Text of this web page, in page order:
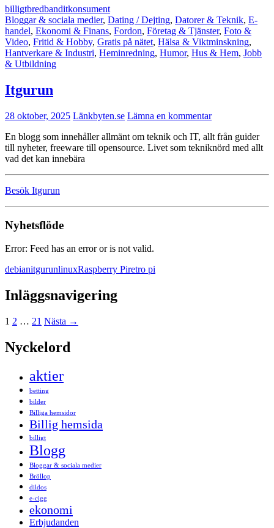
billigtbredbanditkonsument
Bloggar & sociala medier, Dating / Dejting, Datorer & Teknik, E-
handel, Ekonomi & Finans, Fordon, Företag & Tjänster, Foto &
Video, Fritid & Hobby, Gratis på nätet, Hälsa & Viktminskning,
Hantverkare & Industri, Heminredning, Humor, Hus & Hem, Jobb
& Utbildning
Itgurun
28 oktober, 2025 Länkbyten.se Lämna en kommentar
En blogg som innehåller allmänt om teknik och IT, allt från guider
till nyheter, freeware till opensource. Livet som tekniknörd med allt
vad det kan innebära
Besök Itgurun
Nyhetsflöde
Error: Feed has an error or is not valid.
debianitgurunlinuxRaspberry Piretro pi
Inläggsnavigering
1 2 … 21 Nästa →
Nyckelord
aktier
betting
bilder
Billiga hemsidor
Billig hemsida
billigt
Blogg
Bloggar & sociala medier
Bröllop
dildos
e-cigg
ekonomi
Erbjudanden